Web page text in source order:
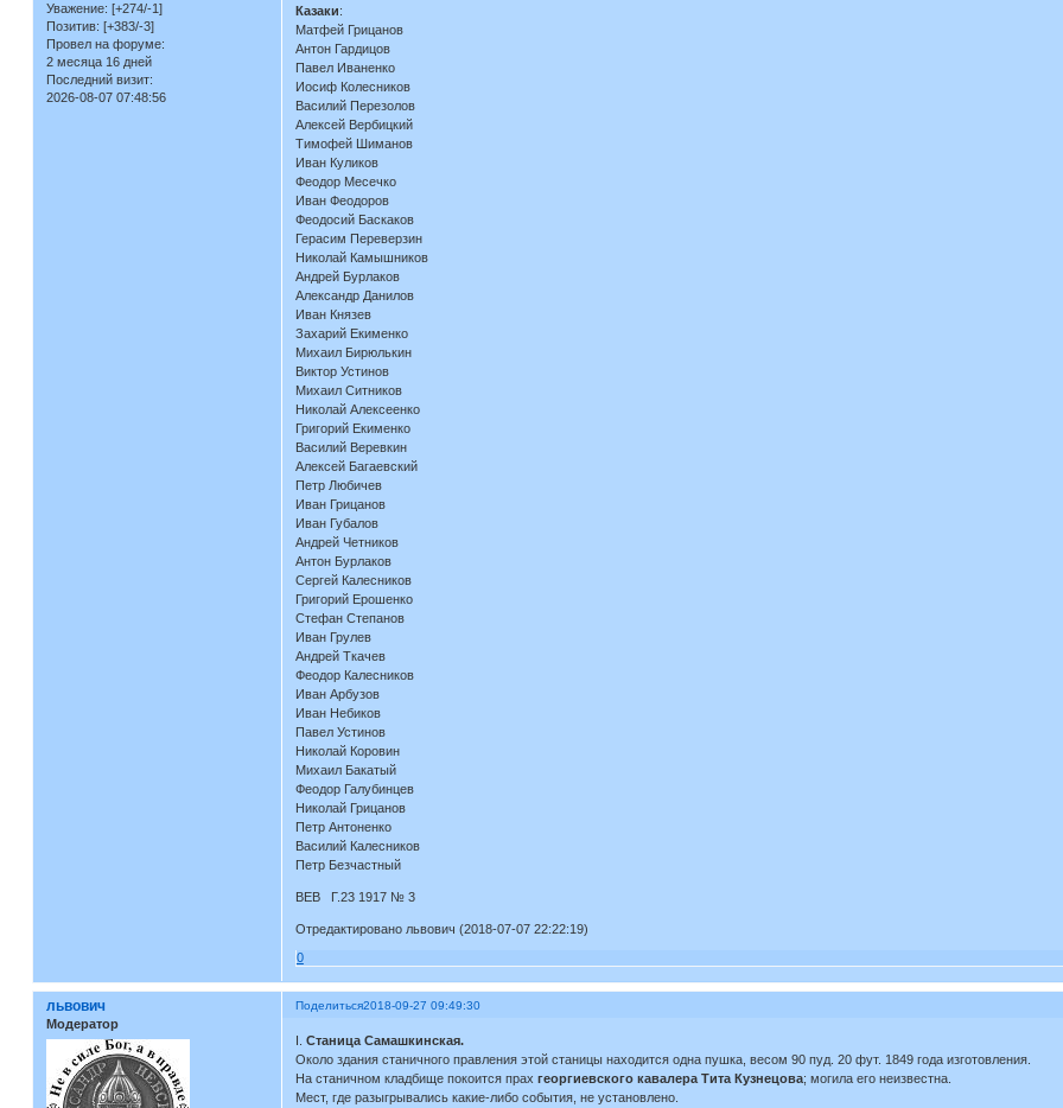
Уважение: [+274/-1]
Позитив: [+383/-3]
Провел на форуме:
2 месяца 16 дней
Последний визит:
2026-08-07 07:48:56
Казаки:
Матфей Грицанов
Антон Гардицов
Павел Иваненко
Иосиф Колесников
Василий Перезолов
Алексей Вербицкий
Тимофей Шиманов
Иван Куликов
Феодор Месечко
Иван Феодоров
Феодосий Баскаков
Герасим Переверзин
Николай Камышников
Андрей Бурлаков
Александр Данилов
Иван Князев
Захарий Екименко
Михаил Бирюлькин
Виктор Устинов
Михаил Ситников
Николай Алексеенко
Григорий Екименко
Василий Веревкин
Алексей Багаевский
Петр Любичев
Иван Грицанов
Иван Губалов
Андрей Четников
Антон Бурлаков
Сергей Калесников
Григорий Ерошенко
Стефан Степанов
Иван Грулев
Андрей Ткачев
Феодор Калесников
Иван Арбузов
Иван Небиков
Павел Устинов
Николай Коровин
Михаил Бакатый
Феодор Галубинцев
Николай Грицанов
Петр Антоненко
Василий Калесников
Петр Безчастный
ВЕВ Г.23 1917 № 3
Отредактировано львович (2018-07-07 22:22:19)
0
Поделиться2018-09-27 09:49:30
львович
Модератор
I. Станица Самашкинская.
Около здания станичного правления этой станицы находится одна пушка, весом 90 пуд. 20 фут. 1849 года изготовления.
На станичном кладбище покоится прах георгиевского кавалера Тита Кузнецова; могила его неизвестна.
Мест, где разыгрывались какие-либо события, не установлено.